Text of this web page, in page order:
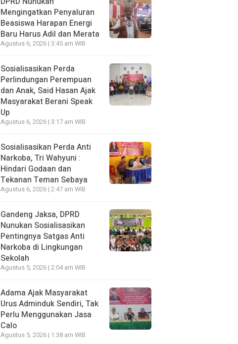
Mengingatkan Penyaluran
Beasiswa Harapan Energi
Baru Harus Adil dan Merata
Agustus 6, 2026 | 3:45 am WIB
Sosialisasikan Perda
Perlindungan Perempuan
dan Anak, Said Hasan Ajak
Masyarakat Berani Speak
Up
Agustus 6, 2026 | 3:17 am WIB
Sosialisasikan Perda Anti
Narkoba, Tri Wahyuni :
Hindari Godaan dan
Tekanan Teman Sebaya
Agustus 6, 2026 | 2:47 am WIB
Gandeng Jaksa, DPRD
Nunukan Sosialisasikan
Pentingnya Satgas Anti
Narkoba di Lingkungan
Sekolah
Agustus 5, 2026 | 2:04 am WIB
Adama Ajak Masyarakat
Urus Adminduk Sendiri, Tak
Perlu Menggunakan Jasa
Calo
Agustus 5, 2026 | 1:38 am WIB